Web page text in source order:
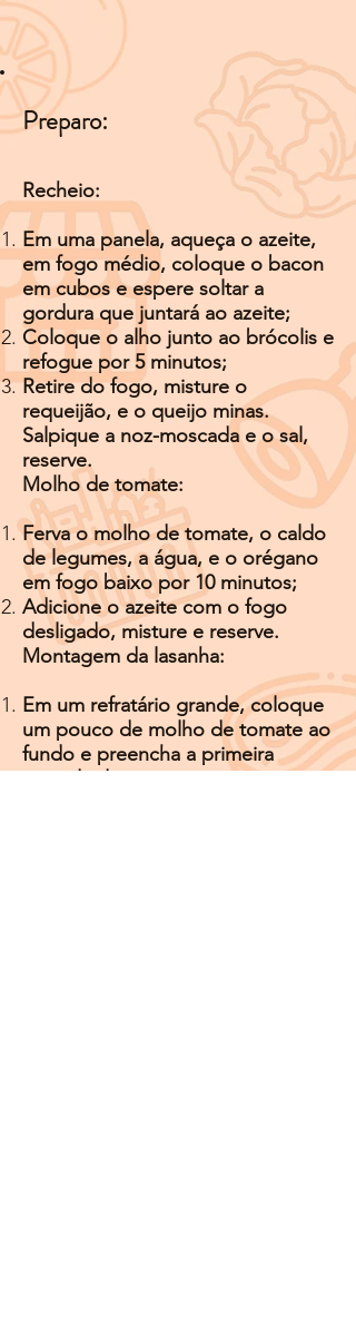
Preparo:
Recheio:
Em uma panela, aqueça o azeite,
em fogo médio, coloque o bacon
em cubos e espere soltar a
gordura que juntará ao azeite;
Coloque o alho junto ao brócolis e
refogue por 5 minutos;
Retire do fogo, misture o
requeijão, e o queijo minas.
Salpique a noz-moscada e o sal,
reserve.
Molho de tomate:
Ferva o molho de tomate, o caldo
de legumes, a água, e o orégano
em fogo baixo por 10 minutos;
Adicione o azeite com o fogo
desligado, misture e reserve.
Montagem da lasanha:
Em um refratário grande, coloque
um pouco de molho de tomate ao
fundo e preencha a primeira
camada de massa.